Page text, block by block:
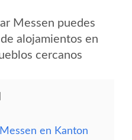
Messen puedes
alojamientos en
cercanos
en Kanton